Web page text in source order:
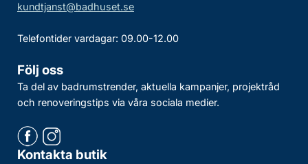
kundtjanst@badhuset.se
Telefontider vardagar: 09.00-12.00
Följ oss
Ta del av badrumstrender, aktuella kampanjer, projektråd
och renoveringstips via våra sociala medier.
Kontakta butik